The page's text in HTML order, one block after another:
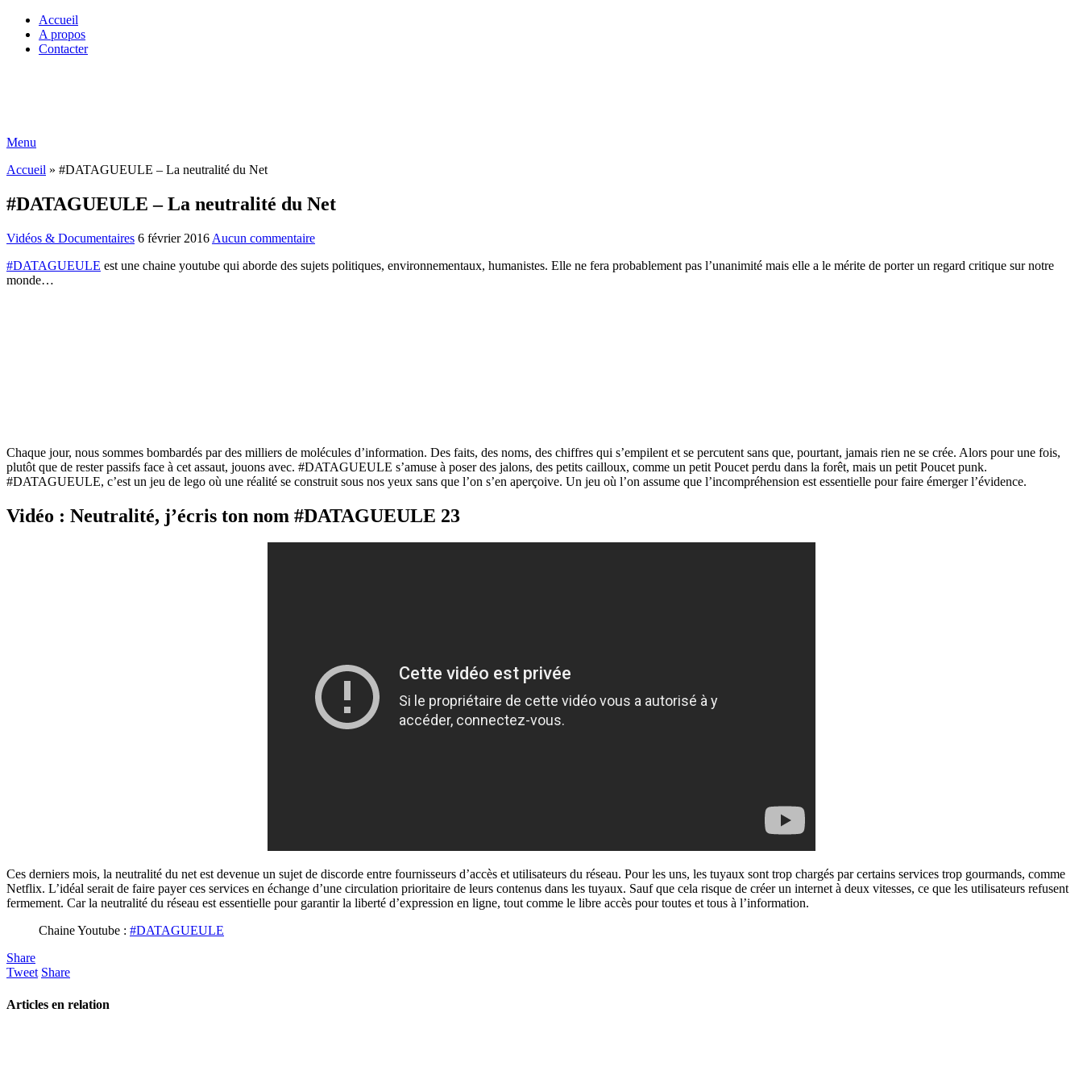
Accueil
A propos
Contacter
Menu
Accueil » #DATAGUEULE – La neutralité du Net
#DATAGUEULE – La neutralité du Net
Vidéos & Documentaires 6 février 2016 Aucun commentaire
#DATAGUEULE est une chaine youtube qui aborde des sujets politiques, environnementaux, humanistes. Elle ne fera probablement pas l’unanimité mais elle a le mérite de porter un regard critique sur notre
monde…
Chaque jour, nous sommes bombardés par des milliers de molécules d’information. Des faits, des noms, des chiffres qui s’empilent et se percutent sans que, pourtant, jamais rien ne se crée. Alors pour une fois,
plutôt que de rester passifs face à cet assaut, jouons avec. #DATAGUEULE s’amuse à poser des jalons, des petits cailloux, comme un petit Poucet perdu dans la forêt, mais un petit Poucet punk.
#DATAGUEULE, c’est un jeu de lego où une réalité se construit sous nos yeux sans que l’on s’en aperçoive. Un jeu où l’on assume que l’incompréhension est essentielle pour faire émerger l’évidence.
Vidéo : Neutralité, j’écris ton nom #DATAGUEULE 23
Ces derniers mois, la neutralité du net est devenue un sujet de discorde entre fournisseurs d’accès et utilisateurs du réseau. Pour les uns, les tuyaux sont trop chargés par certains services trop gourmands, comme
Netflix. L’idéal serait de faire payer ces services en échange d’une circulation prioritaire de leurs contenus dans les tuyaux. Sauf que cela risque de créer un internet à deux vitesses, ce que les utilisateurs refusent
fermement. Car la neutralité du réseau est essentielle pour garantir la liberté d’expression en ligne, tout comme le libre accès pour toutes et tous à l’information.
Chaine Youtube : #DATAGUEULE
Share
Tweet Share
Articles en relation